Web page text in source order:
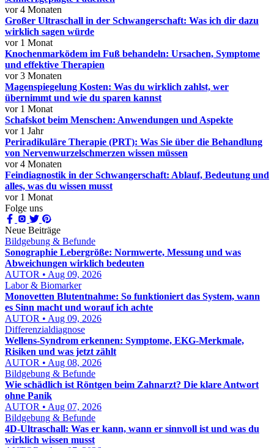
vor 4 Monaten
Großer Ultraschall in der Schwangerschaft: Was ich dir dazu
wirklich sagen würde
vor 1 Monat
Knochenmarködem im Fuß behandeln: Ursachen, Symptome
und effektive Therapien
vor 3 Monaten
Magenspiegelung Kosten: Was du wirklich zahlst, wer
übernimmt und wie du sparen kannst
vor 1 Monat
Schafskot beim Menschen: Anwendungen und Aspekte
vor 1 Jahr
Periradikuläre Therapie (PRT): Was Sie über die Behandlung
von Nervenwurzelschmerzen wissen müssen
vor 4 Monaten
Feindiagnostik in der Schwangerschaft: Ablauf, Bedeutung und
alles, was du wissen musst
vor 1 Monat
Folge uns
Neue Beiträge
Bildgebung & Befunde
Sonographie Lebergröße: Normwerte, Messung und was
Abweichungen wirklich bedeuten
AUTOR • Aug 09, 2026
Labor & Biomarker
Monovetten Blutentnahme: So funktioniert das System, wann
es Sinn macht und worauf ich achte
AUTOR • Aug 09, 2026
Differenzialdiagnose
Wellens-Syndrom erkennen: Symptome, EKG-Merkmale,
Risiken und was jetzt zählt
AUTOR • Aug 08, 2026
Bildgebung & Befunde
Wie schädlich ist Röntgen beim Zahnarzt? Die klare Antwort
ohne Panik
AUTOR • Aug 07, 2026
Bildgebung & Befunde
4D-Ultraschall: Was er kann, wann er sinnvoll ist und was du
wirklich wissen musst